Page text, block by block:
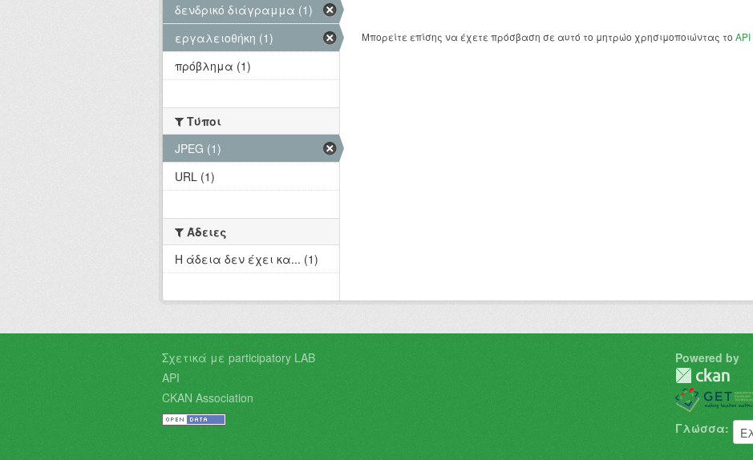
Μπορείτε επίσης να έχετε πρόσβαση σε αυτό το μητρώο χρησιμοποιώντας το API
δενδρικό διάγραμμα (1)
εργαλειοθήκη (1)
πρόβλημα (1)
Τύποι
JPEG (1)
URL (1)
Άδειες
Η άδεια δεν έχει κα... (1)
Σχετικά με participatory LAB
API
CKAN Association
Powered by
Γλώσσα